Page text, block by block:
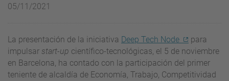
05/11/2021
La presentación de la iniciativa Deep Tech Node
para
impulsar start-up científico-tecnológicas, el 5 de noviembre
en Barcelona, ha contado con la participación del primer
teniente de alcaldía de Economía, Trabajo, Competitividad